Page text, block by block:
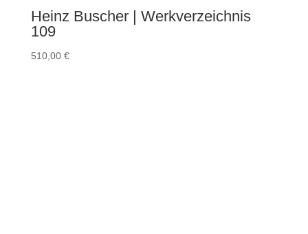
Heinz Buscher | Werkverzeichnis
109
510,00 €